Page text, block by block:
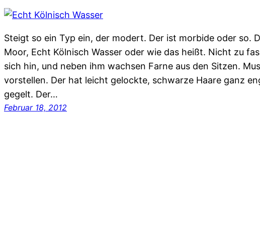
Steigt so ein Typ ein, der modert. Der ist morbide oder so.
Moor, Echt Kölnisch Wasser oder wie das heißt. Nicht zu
sich hin, und neben ihm wachsen Farne aus den Sitzen.
vorstellen. Der hat leicht gelockte, schwarze Haare ganz
gegelt. Der…
Februar 18, 2012